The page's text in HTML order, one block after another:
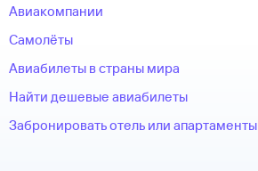
Авиакомпании
Самолёты
Авиабилеты в страны мира
Найти дешевые авиабилеты
Забронировать отель или апартаменты